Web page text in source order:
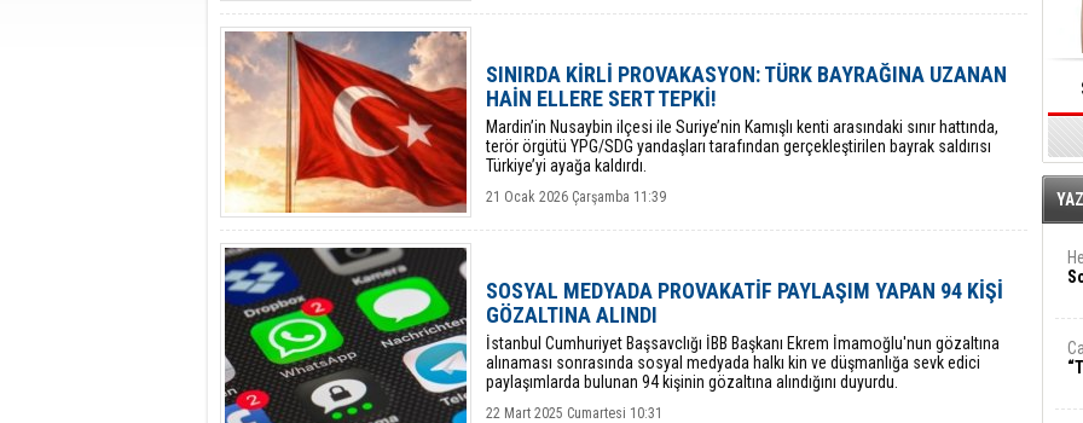
SINIRDA KİRLİ PROVAKASYON: TÜRK BAYRAĞINA UZANAN
HAİN ELLERE SERT TEPKİ!
​Mardin’in Nusaybin ilçesi ile Suriye’nin Kamışlı kenti arasındaki sınır hattında,
terör örgütü YPG/SDG yandaşları tarafından gerçekleştirilen bayrak saldırısı
Türkiye’yi ayağa kaldırdı.
21 Ocak 2026 Çarşamba 11:39
SOSYAL MEDYADA PROVAKATİF PAYLAŞIM YAPAN 94 KİŞİ
GÖZALTINA ALINDI
İstanbul Cumhuriyet Başsavclığı İBB Başkanı Ekrem İmamoğlu'nun gözaltına
alınaması sonrasında sosyal medyada halkı kin ve düşmanlığa sevk edici
paylaşımlarda bulunan 94 kişinin gözaltına alındığını duyurdu.
22 Mart 2025 Cumartesi 10:31